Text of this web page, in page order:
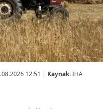
12:51 | Kaynak:İHA